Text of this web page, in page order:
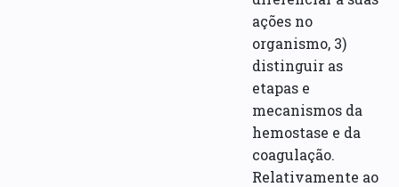
ações no
organismo, 3)
distinguir as
etapas e
mecanismos da
hemostase e da
coagulação.
Relativamente ao